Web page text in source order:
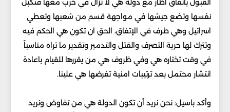
القبول باتفاق اطار مع دولة هي لا تزال في حرب معها فتكبل
نفسها وتضع جيشها في مواجهة قسم من شعبها وتعطي
اسرائيل وهي طرف في الإتفاق، الحق ان تكون هي الحكم فيه
وتترك لها حرية التصرف والقتل والتدمير وتقدير ما تراه مناسباً
في وقت تختاره هي وفي ظروف هي من يقررها للقيام باعادة
انتشار محتمل بعد ترتيبات امنية تفرضها هي علينا.
وأكد باسيل: نحن نريد أن تكون الدولة هي من تفاوض ونريد